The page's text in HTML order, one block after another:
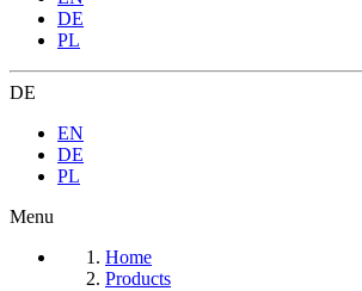
DE
PL
DE
EN
DE
PL
Menu
Home
Products